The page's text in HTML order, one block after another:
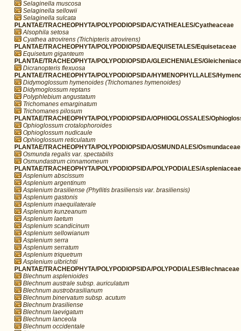
Selaginella muscosa
Selaginella sellowii
Selaginella sulcata
PLANTAE/TRACHEOPHYTA/POLYPODIOPSIDA/CYATHEALES/Cyatheaceae
Alsophila setosa
Cyathea atrovirens (Trichipteris atrovirens)
PLANTAE/TRACHEOPHYTA/POLYPODIOPSIDA/EQUISETALES/Equisetaceae
Equisetum giganteum
PLANTAE/TRACHEOPHYTA/POLYPODIOPSIDA/GLEICHENIALES/
Dicranopteris flexuosa
PLANTAE/TRACHEOPHYTA/POLYPODIOPSIDA/HYMENOPHYLLALES/
Didymoglossum hymenoides (Trichomanes hymenoides)
Didymoglossum reptans
Polyphlebium angustatum
Trichomanes emarginatum
Trichomanes pilosum
PLANTAE/TRACHEOPHYTA/POLYPODIOPSIDA/OPHIOGLOSSALES/
Ophioglossum crotalophoroides
Ophioglossum nudicaule
Ophioglossum reticulatum
PLANTAE/TRACHEOPHYTA/POLYPODIOPSIDA/OSMUNDALES/Osmundaceae
Osmunda regalis var. spectabilis
Osmundastrum cinnamomeum
PLANTAE/TRACHEOPHYTA/POLYPODIOPSIDA/POLYPODIALES/Aspleniaceae
Asplenium abscissum
Asplenium argentinum
Asplenium brasiliense (Phyllitis brasiliensis var. brasiliensis)
Asplenium gastonis
Asplenium inaequilaterale
Asplenium kunzeanum
Asplenium laetum
Asplenium scandicinum
Asplenium sellowianum
Asplenium serra
Asplenium serratum
Asplenium triquetrum
Asplenium ulbrichtii
PLANTAE/TRACHEOPHYTA/POLYPODIOPSIDA/POLYPODIALES/Blechnaceae
Blechnum asplenioides
Blechnum australe subsp. auriculatum
Blechnum austrobrasilianum
Blechnum binervatum subsp. acutum
Blechnum brasiliense
Blechnum laevigatum
Blechnum lanceola
Blechnum occidentale